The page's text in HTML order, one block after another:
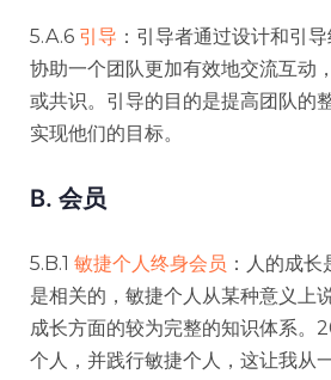
5.A.6 引导 ：引导者通过设计和引
协助一个团队更加有效地交流互动
或共识。引导的目的是提高团队的
实现他们的目标。
B. 会员
5.B.1 敏捷个人终身会员 ：人的成
是相关的，敏捷个人从某种意义上
成长方面的较为完整的知识体系。
个人，并践行敏捷个人，这让我从